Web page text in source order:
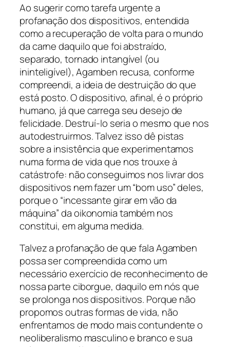
Ao sugerir como tarefa urgente a
profanação dos dispositivos, entendida
como a recuperação de volta para o mundo
da carne daquilo que foi abstraído,
separado, tornado intangível (ou
ininteligível), Agamben recusa, conforme
compreendi, a ideia de destruição do que
está posto. O dispositivo, afinal, é o próprio
humano, já que carrega seu desejo de
felicidade. Destruí-lo seria o mesmo que nos
autodestruirmos. Talvez isso dê pistas
sobre a insistência que experimentamos
numa forma de vida que nos trouxe à
catástrofe: não conseguimos nos livrar dos
dispositivos nem fazer um “bom uso” deles,
porque o “incessante girar em vão da
máquina” daoikonomiatambém nos
constitui, em alguma medida.
Talvez a profanação de que fala Agamben
possa ser compreendida como um
necessário exercício de reconhecimento de
nossa parte ciborgue, daquilo em nós que
se prolonga nos dispositivos. Porque não
propomos outras formas de vida, não
enfrentamos de modo mais contundente o
neoliberalismo masculino e branco e sua